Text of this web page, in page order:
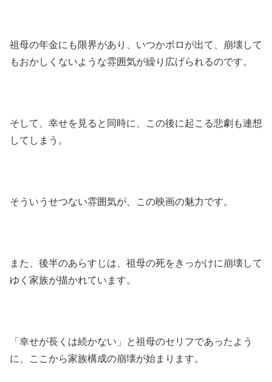
祖母の年金にも限界があり、いつかボロが出て、崩壊して
もおかしくないような雰囲気が繰り広げられるのです。
そして、幸せを見ると同時に、この後に起こる悲劇も連想
してしまう。
そういうせつない雰囲気が、この映画の魅力です。
また、後半のあらすじは、祖母の死をきっかけに崩壊して
ゆく家族が描かれています。
「幸せが長くは続かない」と祖母のセリフであったよう
に、ここから家族構成の崩壊が始まります。